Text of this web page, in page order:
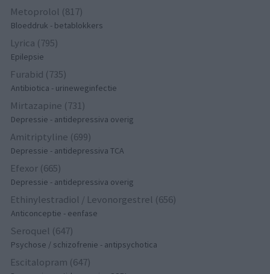
Metoprolol (817)
Bloeddruk - betablokkers
Lyrica (795)
Epilepsie
Furabid (735)
Antibiotica - urineweginfectie
Mirtazapine (731)
Depressie - antidepressiva overig
Amitriptyline (699)
Depressie - antidepressiva TCA
Efexor (665)
Depressie - antidepressiva overig
Ethinylestradiol / Levonorgestrel (656)
Anticonceptie - eenfase
Seroquel (647)
Psychose / schizofrenie - antipsychotica
Escitalopram (647)